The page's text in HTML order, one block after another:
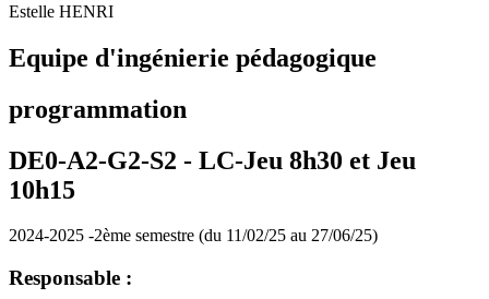
Estelle HENRI
Equipe d'ingénierie pédagogique
programmation
DE0-A2-G2-S2 - LC-Jeu 8h30 et Jeu
10h15
2024-2025 -2ème semestre (du 11/02/25 au 27/06/25)
Responsable :